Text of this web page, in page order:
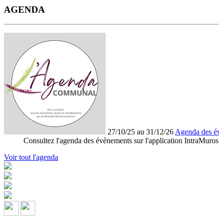
AGENDA
27/10/25 au 31/12/26 Agenda des
Consultez l'agenda des évènements sur l'application IntraMuros
Voir tout l'agenda